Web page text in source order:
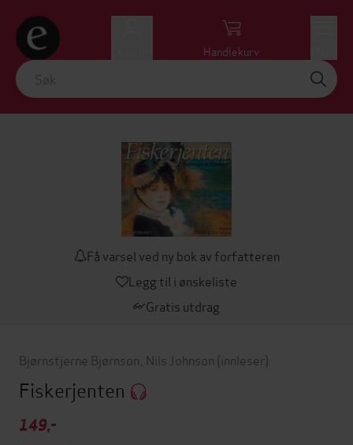
Handlekurv
Få varsel ved ny bok av forfatteren
Legg til i ønskeliste
Gratis utdrag
Bjørnstjerne Bjørnson Nils Johnson (innleser)
Fiskerjenten
149,-